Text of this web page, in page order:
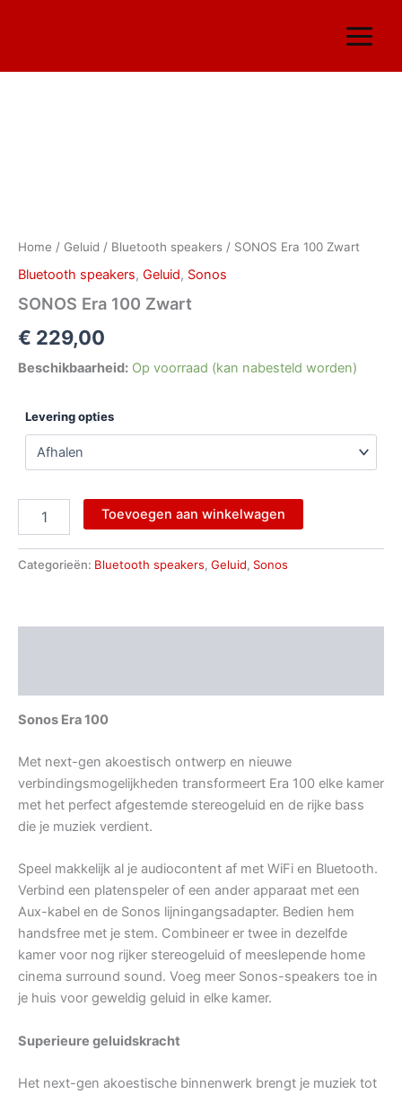
inhoud
Home / Geluid / Bluetooth speakers / SONOS Era 100 Zwart
Bluetooth speakers, Geluid, Sonos
SONOS Era 100 Zwart
€ 229,00
Beschikbaarheid: Op voorraad (kan nabesteld worden)
Levering opties
Toevoegen aan winkelwagen
Categorieën: Bluetooth speakers, Geluid, Sonos
Sonos Era 100
Met next-gen akoestisch ontwerp en nieuwe
verbindingsmogelijkheden transformeert Era 100 elke kamer
met het perfect afgestemde stereogeluid en de rijke bass
die je muziek verdient.
Speel makkelijk al je audiocontent af met WiFi en Bluetooth.
Verbind een platenspeler of een ander apparaat met een
Aux-kabel en de Sonos lijningangsadapter. Bedien hem
handsfree met je stem. Combineer er twee in dezelfde
kamer voor nog rijker stereogeluid of meeslepende home
cinema surround sound. Voeg meer Sonos-speakers toe in
je huis voor geweldig geluid in elke kamer.
Superieure geluidskracht
Het next-gen akoestische binnenwerk brengt je muziek tot